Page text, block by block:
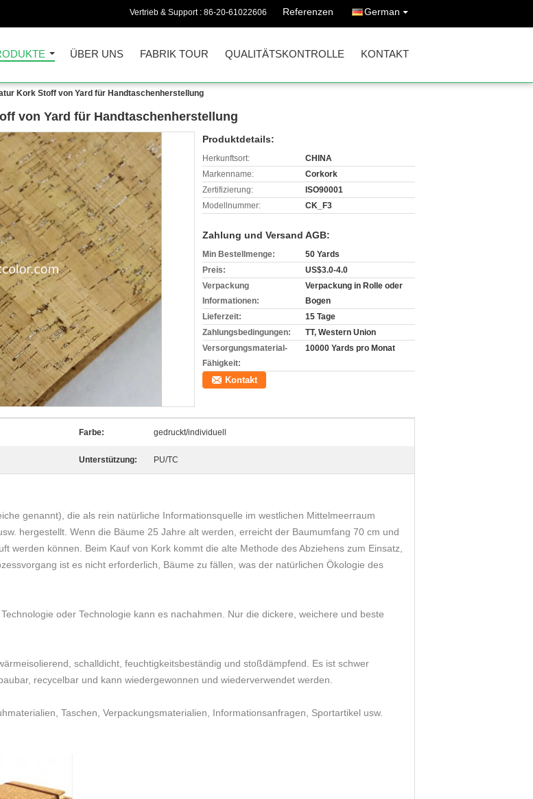
Vertrieb & Support : 86-20-61022606 Referenzen German
ÜBER UNS FABRIK TOUR QUALITÄTSKONTROLLE KONTAKT
Kork Stoff von Yard für Handtaschenherstellung
von Yard für Handtaschenherstellung
Produktdetails:
Herkunftsort:
CHINA
Markenname:
Corkork
Zertifizierung:
ISO90001
Modellnummer:
CK_F3
Zahlung und Versand AGB:
Min Bestellmenge:
50 Yards
Preis:
US$3.0-4.0
Verpackung
Informationen:
Verpackung in Rolle oder
Bogen
Lieferzeit:
15 Tage
Zahlungsbedingungen:
TT, Western Union
Versorgungsmaterial-
Fähigkeit:
10000 Yards pro Monat
Kontakt
Farbe: gedruckt/individuell
Unterstützung: PU/TC
genannt), die als rein natürliche Informationsquelle im westlichen Mittelmeerraum
hergestellt. Wenn die Bäume 25 Jahre alt werden, erreicht der Baumumfang 70 cm und
werden können. Beim Kauf von Kork kommt die alte Methode des Abziehens zum Einsatz,
ist es nicht erforderlich, Bäume zu fällen, was der natürlichen Ökologie des
oder Technologie kann es nachahmen. Nur die dickere, weichere und beste
schalldicht, feuchtigkeitsbeständig und stoßdämpfend. Es ist schwer
recycelbar und kann wiedergewonnen und wiederverwendet werden.
Taschen, Verpackungsmaterialien, Informationsanfragen, Sportartikel usw.